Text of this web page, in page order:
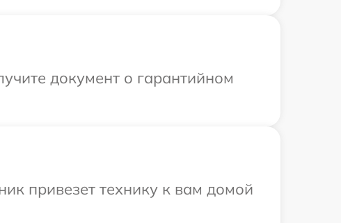
документ о гарантийном
привезет технику к вам домой